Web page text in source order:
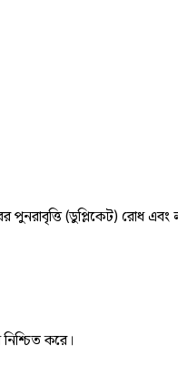
পুনরাবৃত্তি (ডুপ্লিকেট) রোধ
করে।